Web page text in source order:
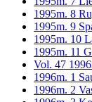
1995m. 8
1995m. 9
1995m. 10
1995m. 11
Vol. 47
1996m. 1
1996m. 2